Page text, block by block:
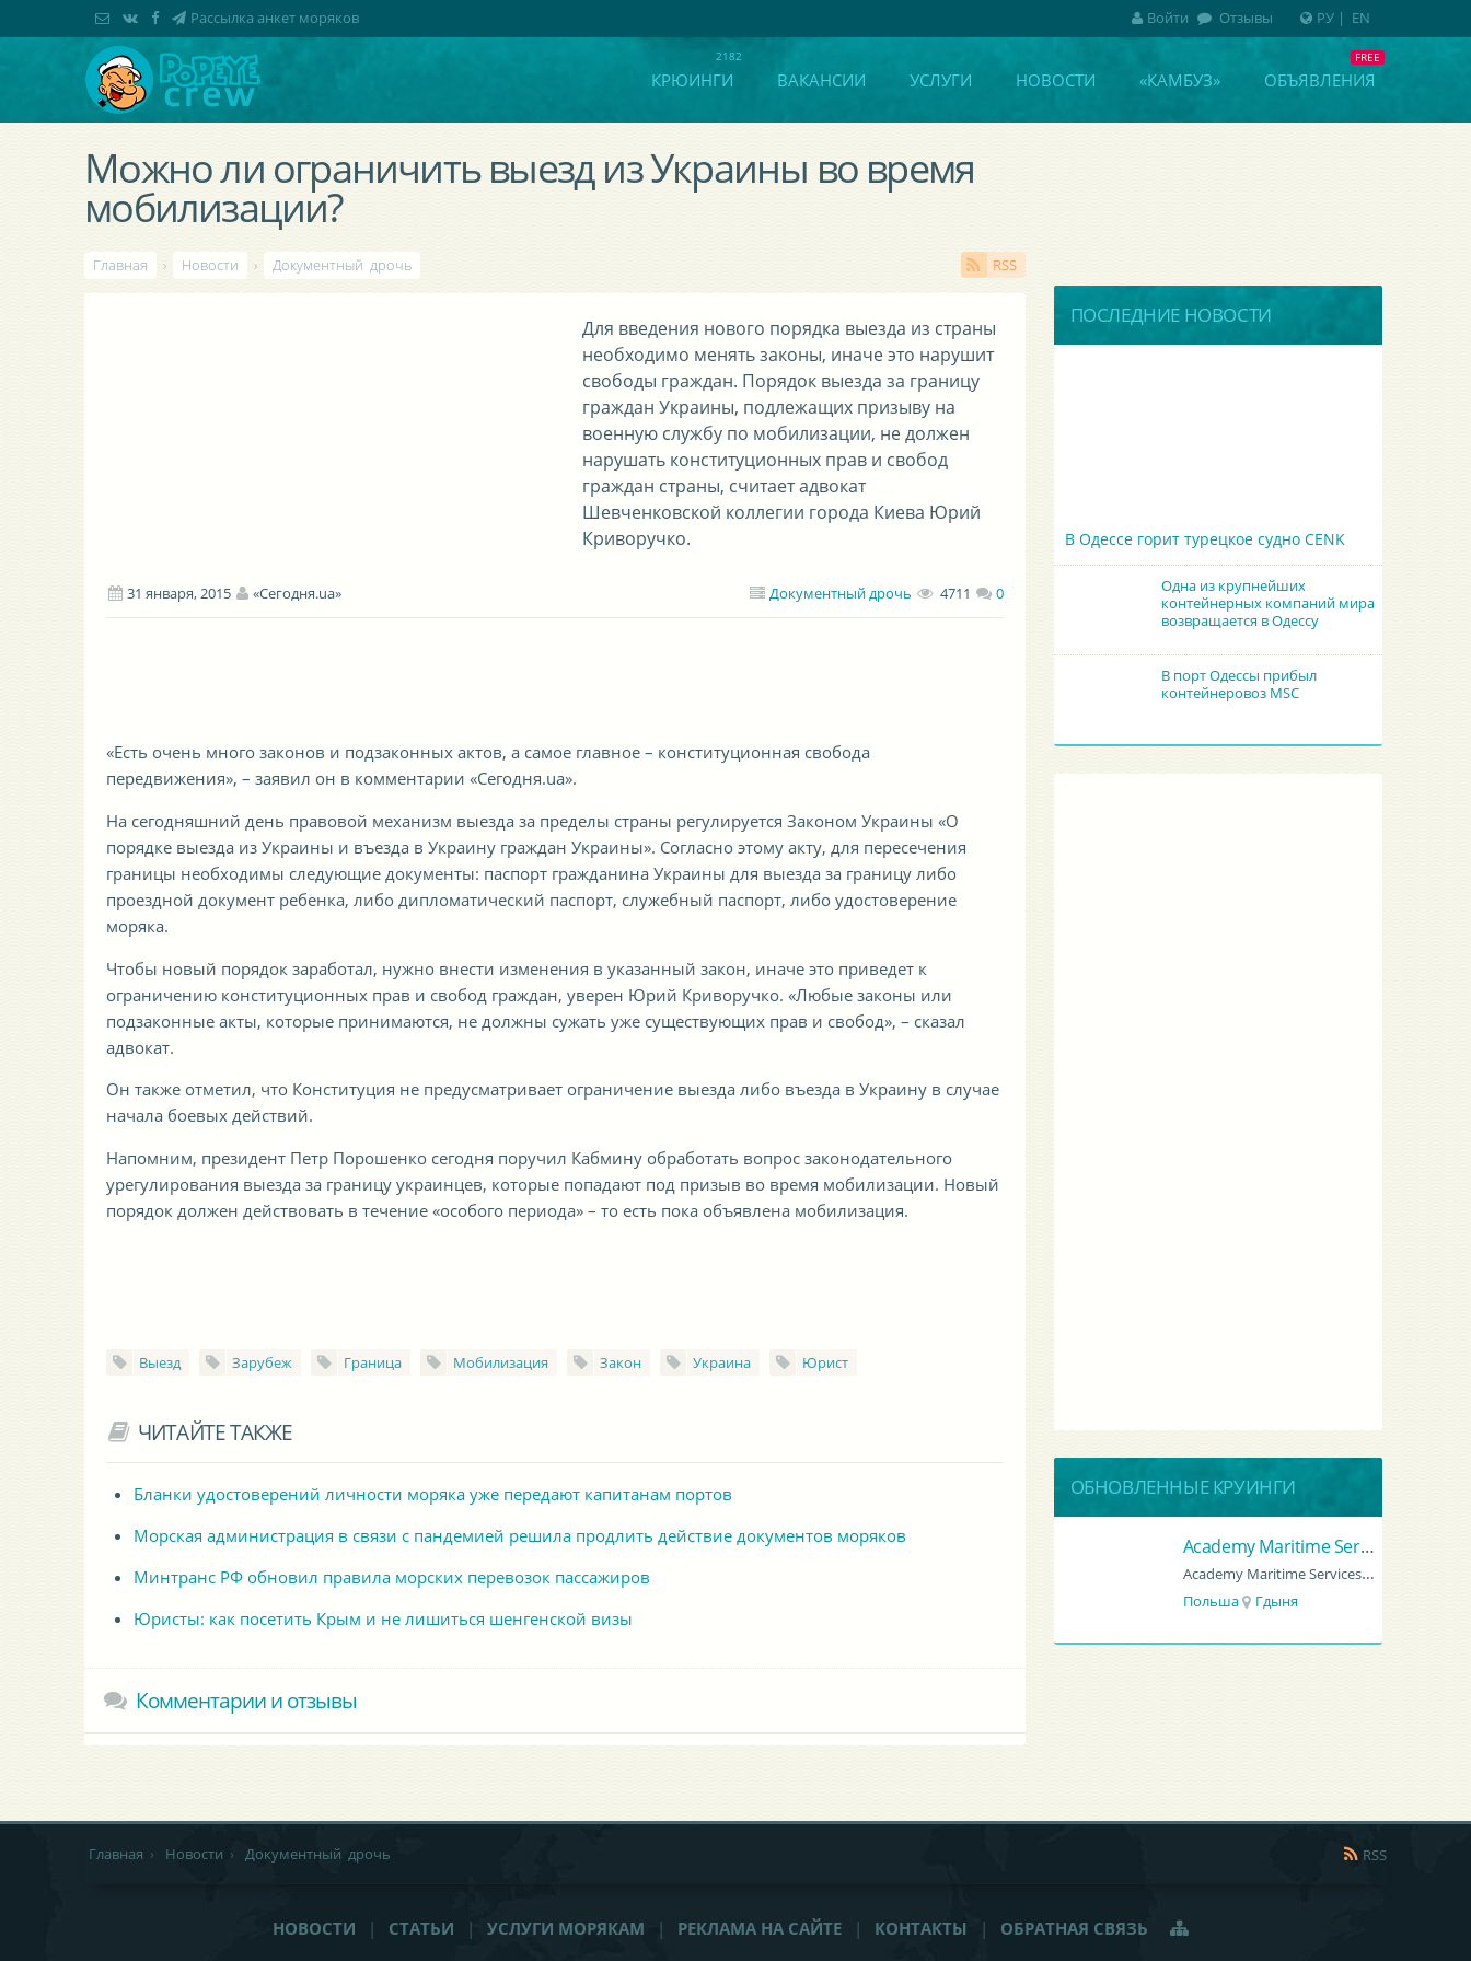
КРЮИНГИ ВАКАНСИИ УСЛУГИ НОВОСТИ «КАМБУЗ» ОБЪЯВЛЕНИЯ
Можно ли ограничить выезд из Украины во время
мобилизации?
RSS
Главная › Новости › Документный дрочь
Для введения нового порядка выезда из страны
необходимо менять законы, иначе это нарушит
свободы граждан. Порядок выезда за границу
граждан Украины, подлежащих призыву на
военную службу по мобилизации, не должен
нарушать конституционных прав и свобод
граждан страны, считает адвокат
Шевченковской коллегии города Киева Юрий
Криворучко.
Документный дрочь 4711 0
31 января, 2015 «Сегодня.ua»
«Есть очень много законов и подзаконных актов, а самое главное – конституционная свобода
передвижения», – заявил он в комментарии «Сегодня.ua».
На сегодняшний день правовой механизм выезда за пределы страны регулируется Законом Украины «О
порядке выезда из Украины и въезда в Украину граждан Украины». Согласно этому акту, для пересечения
границы необходимы следующие документы: паспорт гражданина Украины для выезда за границу либо
проездной документ ребенка, либо дипломатический паспорт, служебный паспорт, либо удостоверение
моряка.
Чтобы новый порядок заработал, нужно внести изменения в указанный закон, иначе это приведет к
ограничению конституционных прав и свобод граждан, уверен Юрий Криворучко. «Любые законы или
подзаконные акты, которые принимаются, не должны сужать уже существующих прав и свобод», – сказал
адвокат.
Он также отметил, что Конституция не предусматривает ограничение выезда либо въезда в Украину в случае
начала боевых действий.
Напомним, президент Петр Порошенко сегодня поручил Кабмину обработать вопрос законодательного
урегулирования выезда за границу украинцев, которые попадают под призыв во время мобилизации. Новый
порядок должен действовать в течение «особого периода» – то есть пока объявлена мобилизация.
Выезд Зарубеж Граница Мобилизация Закон Украина Юрист
ЧИТАЙТЕ ТАКЖЕ
Бланки удостоверений личности моряка уже передают капитанам портов
Морская администрация в связи с пандемией решила продлить действие документов моряков
Минтранс РФ обновил правила морских перевозок пассажиров
Юристы: как посетить Крым и не лишиться шенгенской визы
Комментарии и отзывы
ПОСЛЕДНИЕ НОВОСТИ
В Одессе горит турецкое судно CENK
Одна из крупнейших
контейнерных компаний мира
возвращается в Одессу
В порт Одессы прибыл
контейнеровоз MSC
ОБНОВЛЕННЫЕ КРУИНГИ
Альфа Навигейшн
Alpha Navigation Odessa
Academy Maritime Services Ltd.
Academy Maritime Services Ltd.
Польша Гдыня
РУ| EN
Рассылка анкет моряков Войти Отзывы
RSS
Главная › Новости › Документный дрочь
НОВОСТИ | СТАТЬИ | УСЛУГИ МОРЯКАМ | РЕКЛАМА НА САЙТЕ | КОНТАКТЫ | ОБРАТНАЯ СВЯЗЬ